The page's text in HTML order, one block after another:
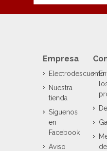
Empresa
Electrodescuento
Nuestra
tienda
Síguenos
en
Facebook
Aviso
de